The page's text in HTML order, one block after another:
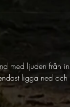
med ljuden från
ligga ned